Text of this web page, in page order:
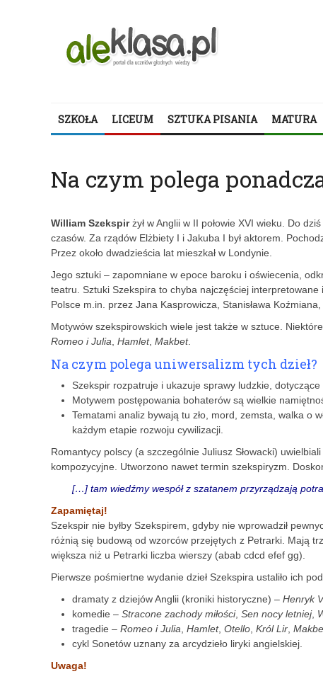
SZKOŁA LICEUM SZTUKA PISANIA MATURA
Na czym polega
William Szekspirżył w Anglii w II połowie XVI wieku. Do
czasów. Za rządów Elżbiety I i Jakuba I był aktorem.
Przez około dwadzieścia lat mieszkał w Londynie.
Jego sztuki – zapomniane w epoce baroku i oświecenia,
teatru. Sztuki Szekspira to chyba najczęściej interpretowane
Polsce m.in. przez Jana Kasprowicza, Stanisława
Motywów szekspirowskich wiele jest także w sztuce.
Romeo i Julia Hamlet, Makbet.
Na czym polega uniwersalizm tych dzieł?
Szekspir rozpatruje i ukazuje sprawy ludzkie,
Motywem postępowania bohaterów są wielkie
Tematami analiz bywają tu zło, mord, zemsta, walka o
każdym etapie rozwoju cywilizacji.
Romantycy polscy (a szczególnie Juliusz Słowacki)
kompozycyjne. Utworzono nawet termin szekspiryzm.
[…] tam wiedźmy wespół z szatanem przyrządzają
Zapamiętaj!
Szekspir nie byłby Szekspirem, gdyby nie wprowadził
różnią się budową od wzorców przejętych z Petrarki. Mają
większa niż u Petrarki liczba wierszy (abab cdcd efef gg).
Pierwsze pośmiertne wydanie dzieł Szekspira ustaliło ich
dramaty z dziejów Anglii (kroniki historyczne) – Henryk
komedie – Stracone zachody miłości, Sen nocy letniej,
tragedie – Romeo i Julia Hamlet, Otello Król Lir
cykl Sonetów uznany za arcydzieło liryki angielskiej.
Uwaga!